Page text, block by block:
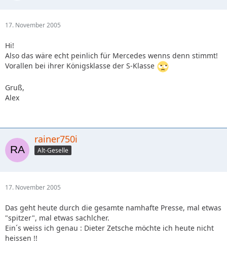
17. November 2005
Hi!
Also das wäre echt peinlich für Mercedes wenns denn stimmt!
Vorallen bei ihrer Königsklasse der S-Klasse
Gruß,
Alex
rainer750i
Alt-Geselle
17. November 2005
Das geht heute durch die gesamte namhafte Presse, mal etwas
"spitzer", mal etwas sachlcher.
Ein´s weiss ich genau : Dieter Zetsche möchte ich heute nicht
heissen !!